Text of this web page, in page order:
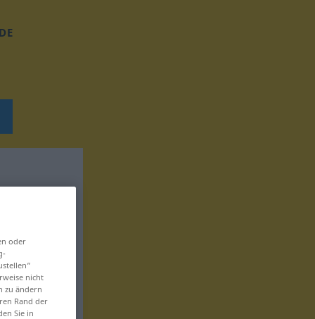
oder
nicht
zu ändern
Rand der
Sie in